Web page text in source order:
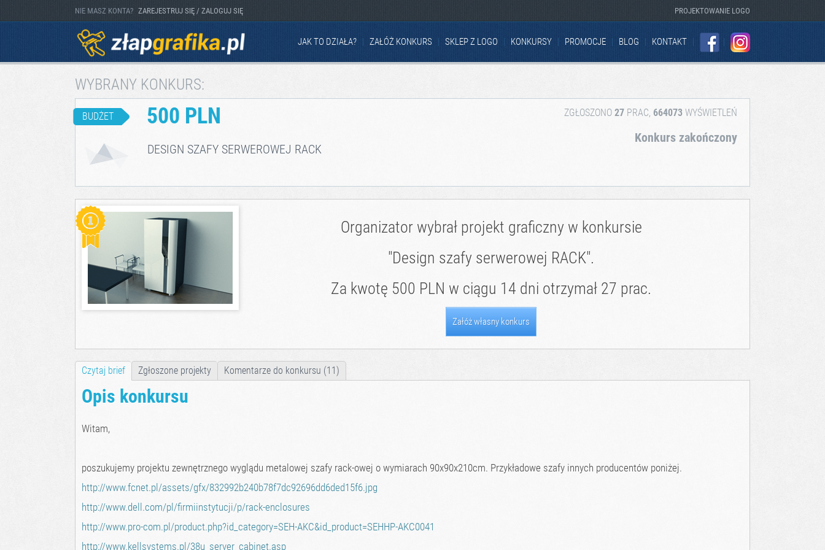
PROJEKTOWANIE LOGO
NIE MASZ KONTA? ZAREJESTRUJ SIĘ / ZALOGUJ SIĘ
JAK TO DZIAŁA? ZAŁÓŻ KONKURS SKLEP Z LOGO KONKURSY PROMOCJE BLOG
KONTAKT
INSTAGRAM
WYBRANY KONKURS:
BUDŻET 500 PLN ZGŁOSZONO 27 PRAC, 664073 WYŚWIETLEŃ
DESIGN SZAFY SERWEROWEJ RACK
Konkurs zakończony
Organizator wybrał projekt graficzny w konkursie
"Design szafy serwerowej RACK".
Za kwotę 500 PLN w ciągu 14 dni otrzymał 27 prac.
Załóż własny konkurs
Czytaj brief Zgłoszone projekty Komentarze do konkursu (11)
Opis konkursu
Witam,
poszukujemy projektu zewnętrznego wyglądu metalowej szafy rack-owej o wymiarach 90x90x210cm. Przykładowe szafy innych producentów poniżej.
http://www.fcnet.pl/assets/gfx/832992b240b78f7dc92696dd6ded15f6.jpg
http://www.dell.com/pl/firmiinstytucji/p/rack-enclosures
http://www.pro-com.pl/product.php?id_category=SEH-AKC&id_product=SEHHP-AKC0041
http://www.kellsystems.pl/38u_server_cabinet.asp